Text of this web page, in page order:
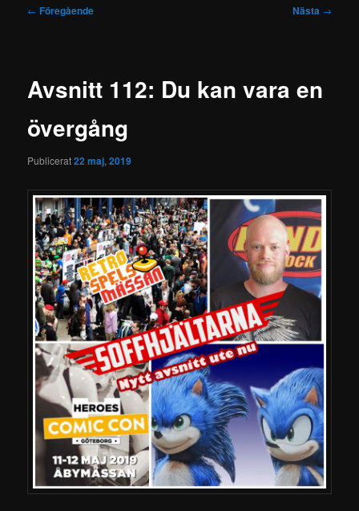
Inläggsnavigering
← Föregående Nästa →
Avsnitt 112: Du kan vara en
övergång
Publicerat22 maj, 2019